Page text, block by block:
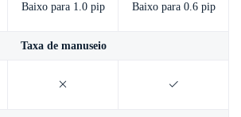
Baixo para 1.0 pip Baixo para 0.6 pip
Taxa de manuseio